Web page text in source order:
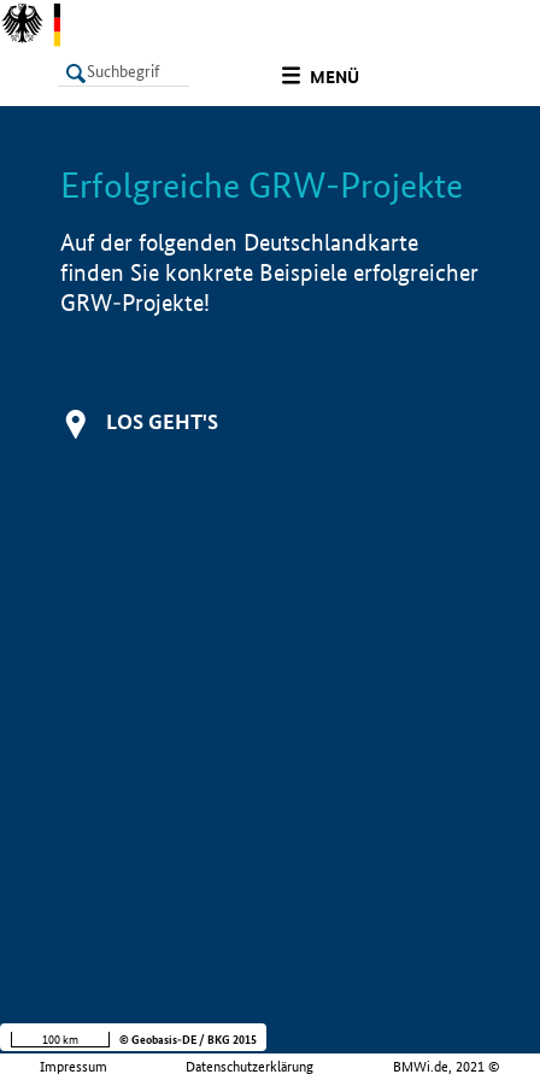
MENÜ
LISTE Info
Erfolgreiche GRW-Projekte
Auf der folgenden Deutschlandkarte
finden Sie konkrete Beispiele erfolgreicher
GRW-Projekte!
LOS GEHT'S
Impressum Datenschutzerklärung BMWi.de, 2021 ©
100 km © Geobasis-DE / BKG 2015